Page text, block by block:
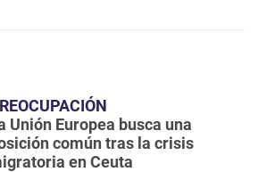
Unión Europea busca una
común tras la crisis
en Ceuta